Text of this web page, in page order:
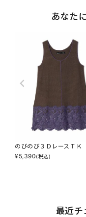
あなた
のびのび３ＤレースＴＫ
¥5,390(税込)
最近チ